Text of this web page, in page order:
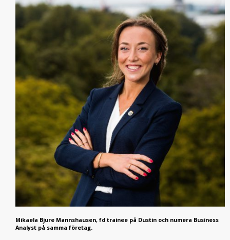
Mikaela Bjure Mannshausen, fd trainee på Dustin och numera Business
Analyst på samma företag.